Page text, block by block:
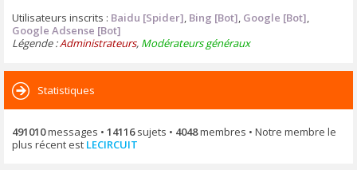
Utilisateurs inscrits : Baidu [Spider], Bing [Bot], Google [Bot],
Google Adsense [Bot]
Légende :Administrateurs, Modérateurs généraux
Statistiques
491010messages • 14116sujets • 4048membres • Notre membre le
plus récent est LECIRCUIT